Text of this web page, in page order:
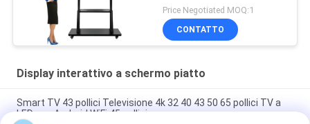
Monitor RoHS
Price Negotiated MOQ:1
CONTATTO
Display interattivo a schermo piatto
Smart TV 43 pollici Televisione 4k 32 40 43 50 65 pollici TV a
LED con Android WiFi 45 pollici